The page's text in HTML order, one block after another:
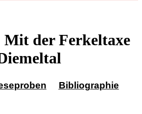
Mit der Ferkeltaxe
Bibliographie